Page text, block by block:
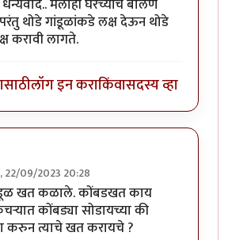
धन्यवाद.. मलाही घरच्यांचे बोलणे
थोडे गांडूळांकडे लक्ष देऊन थोडे
करावी लागते.
लॉग इन कराकिंवासदस्य व्हा
22/09/2023 20:28
खत कळाले. कोंबडखत काय
कोंबड्या सोडायच्या की
करुन त्याचे खत करायचे ?